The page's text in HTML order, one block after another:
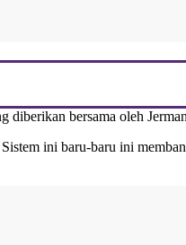
diberikan bersama oleh
ini baru-baru ini